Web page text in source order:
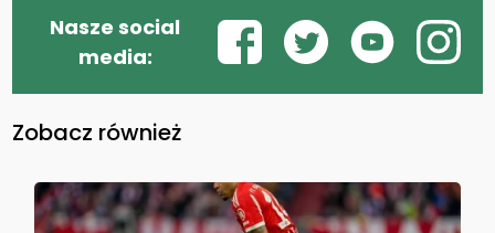
Nasze social
media:
Zobacz również